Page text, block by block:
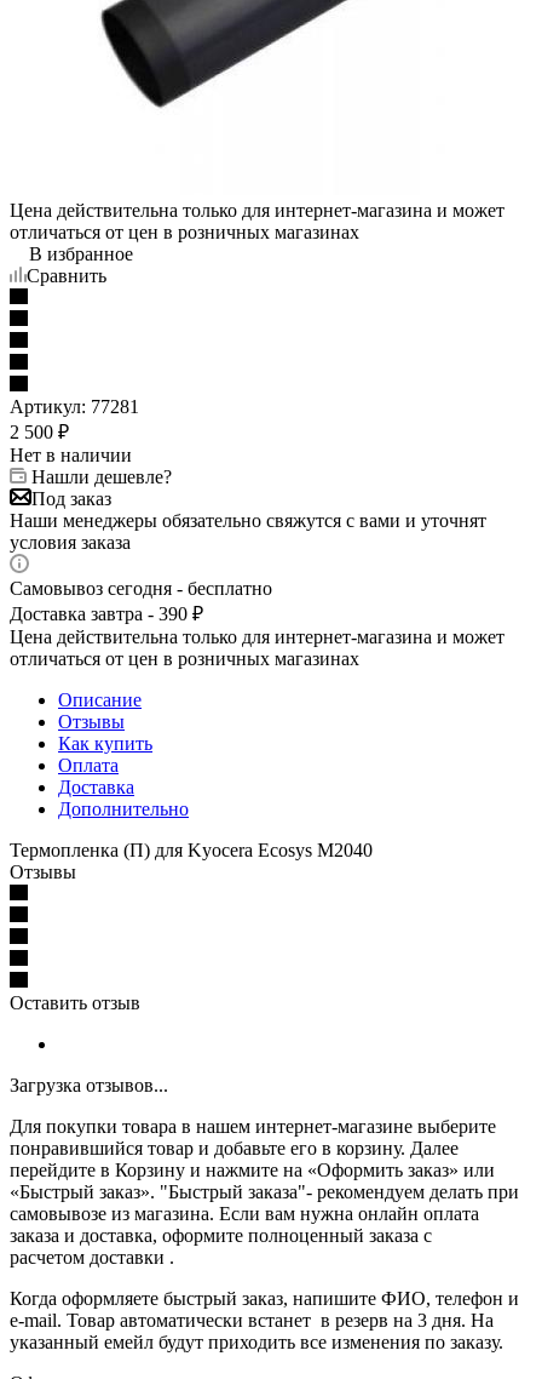
Цена действительна только для интернет-магазина и может
отличаться от цен в розничных магазинах
В избранное
Сравнить
Артикул: 77281
2 500 ₽
Нет в наличии
Нашли дешевле?
Под заказ
Наши менеджеры обязательно свяжутся с вами и уточнят
условия заказа
Самовывоз сегодня - бесплатно
Доставка завтра - 390 ₽
Цена действительна только для интернет-магазина и может
отличаться от цен в розничных магазинах
Описание
Отзывы
Как купить
Оплата
Доставка
Дополнительно
Термопленка (П) для Kyocera Ecosys M2040
Отзывы
Оставить отзыв
Загрузка отзывов...
Для покупки товара в нашем интернет-магазине выберите
понравившийся товар и добавьте его в корзину. Далее
перейдите в Корзину и нажмите на «Оформить заказ» или
«Быстрый заказ». "Быстрый заказа"- рекомендуем делать при
самовывозе из магазина. Если вам нужна онлайн оплата
заказа и доставка, оформите полноценный заказа с
расчетом доставки .
Когда оформляете быстрый заказ, напишите ФИО, телефон и
e-mail. Товар автоматически встанет в резерв на 3 дня. На
указанный емейл будут приходить все изменения по заказу.